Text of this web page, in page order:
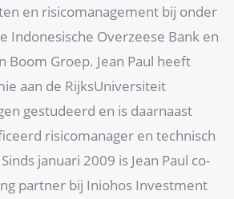
en risicomanagement bij onder
Indonesische Overzeese Bank en
Boom Groep. Jean Paul heeft
aan de RijksUniversiteit
gestudeerd en is daarnaast
risicomanager en technisch
januari 2009 is Jean Paul co-
partner bij Iniohos Investment